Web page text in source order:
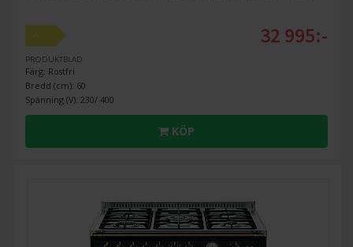
A
PRODUKTBLAD
Färg: Rostfri
Bredd (cm): 60
Spänning (V): 230/ 400
32 995:-
KÖP